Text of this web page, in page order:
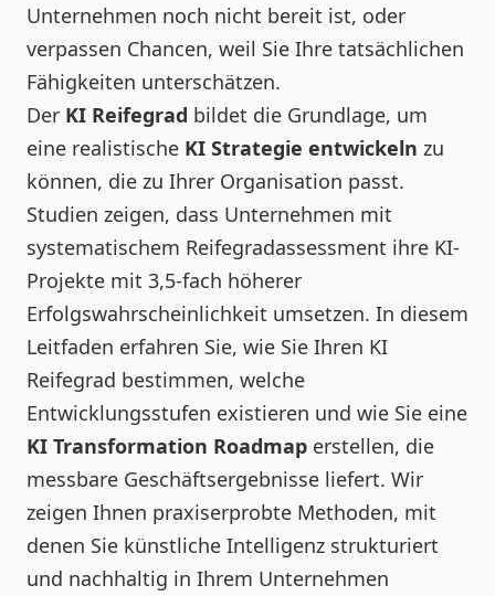
Unternehmen noch nicht bereit ist, oder
verpassen Chancen, weil Sie Ihre tatsächlichen
Fähigkeiten unterschätzen.
Der KI Reifegrad bildet die Grundlage, um
eine realistische KI Strategie entwickeln zu
können, die zu Ihrer Organisation passt.
Studien zeigen, dass Unternehmen mit
systematischem Reifegradassessment ihre KI-
Projekte mit 3,5-fach höherer
Erfolgswahrscheinlichkeit umsetzen. In diesem
Leitfaden erfahren Sie, wie Sie Ihren KI
Reifegrad bestimmen, welche
Entwicklungsstufen existieren und wie Sie eine
KI Transformation Roadmap erstellen, die
messbare Geschäftsergebnisse liefert. Wir
zeigen Ihnen praxiserprobte Methoden, mit
denen Sie künstliche Intelligenz strukturiert
und nachhaltig in Ihrem Unternehmen